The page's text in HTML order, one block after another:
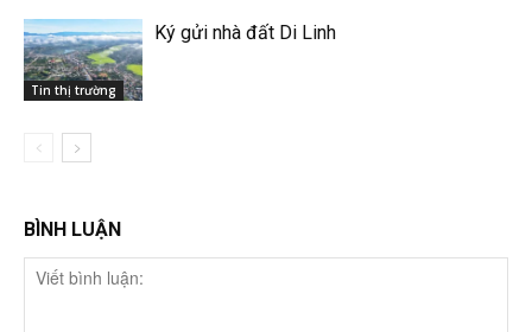
Tin thị trường
Ký gửi nhà đất Di Linh
BÌNH LUẬN